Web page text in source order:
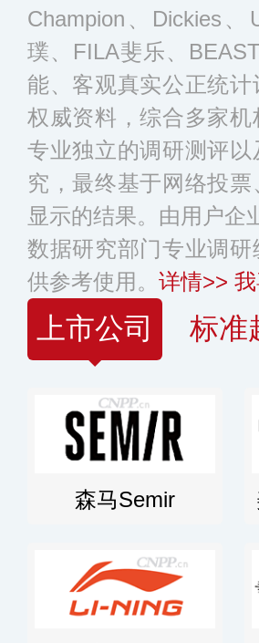
Champion、Dickies
璞、FILA斐乐、
能、客观真实公正统
权威资料，综合多家
专业独立的调研测评
究，最终基于网络投
显示的结果。由用户企
数据研究部门专业调
供参考使用。 详情>>
上市公司 标准
森马Semir